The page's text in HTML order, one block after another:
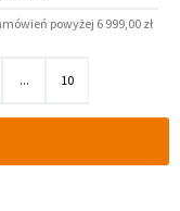
powyżej 6 999,00 zł
... Strona
10